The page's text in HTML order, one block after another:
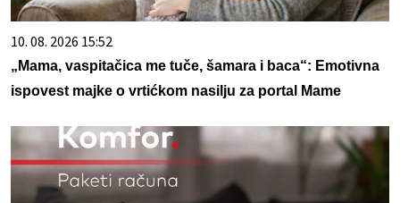
10. 08. 2026 15:52
„Mama, vaspitačica me tuče, šamara i baca“: Emotivna
ispovest majke o vrtićkom nasilju za portal Mame